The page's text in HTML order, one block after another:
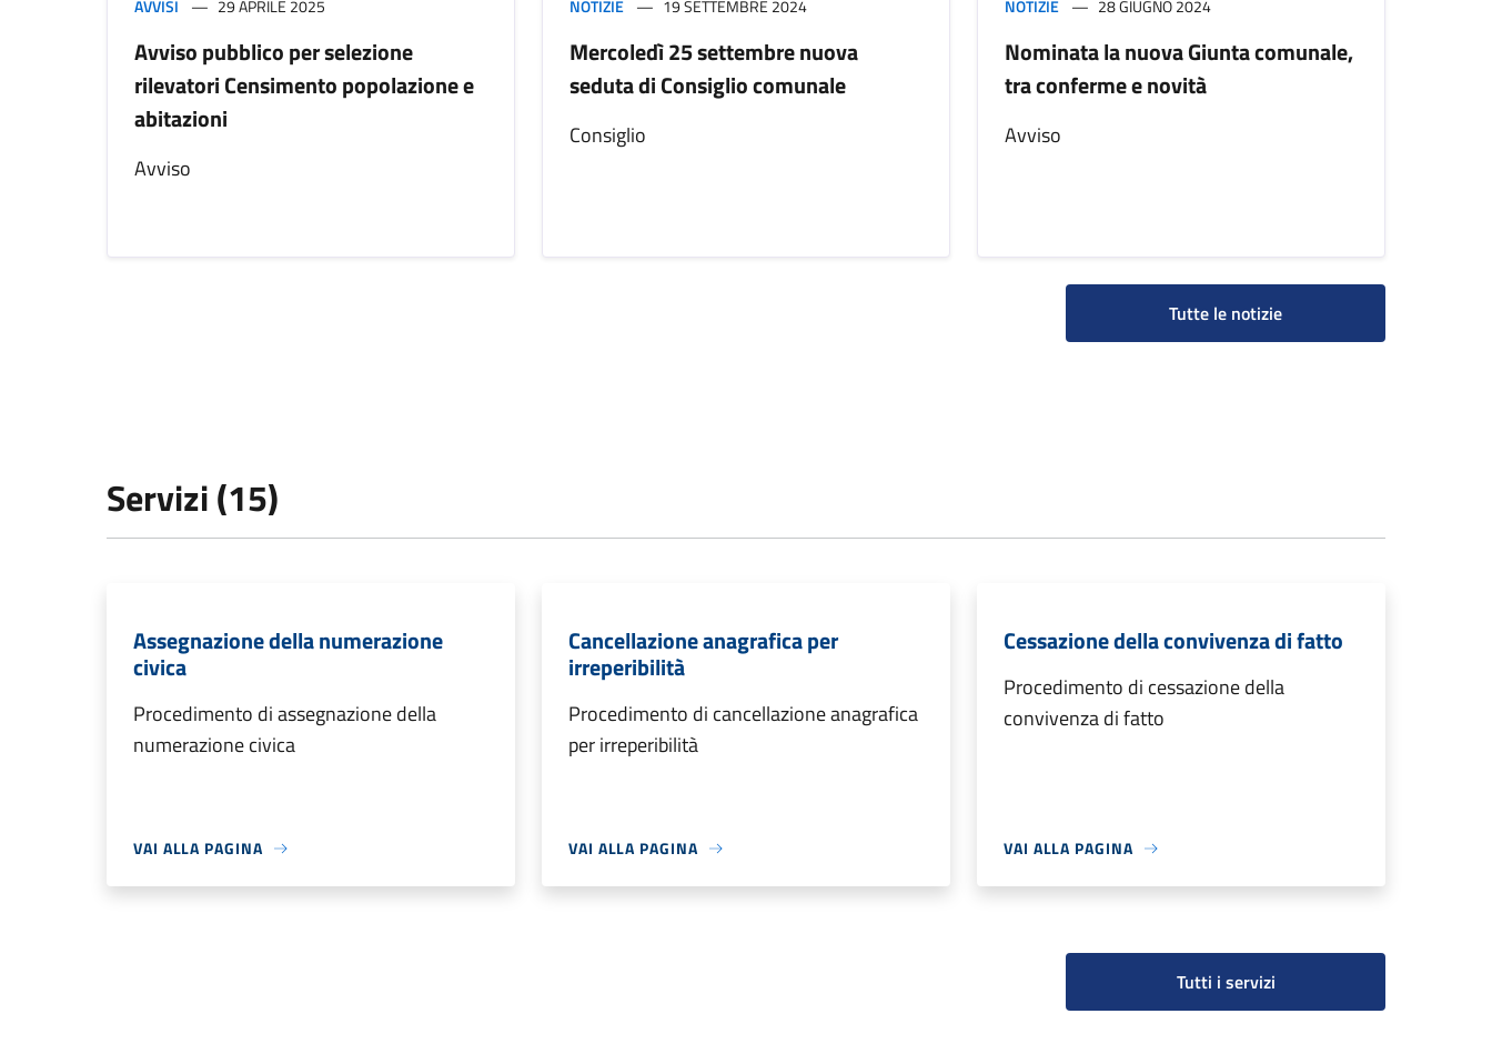
AVVISI 29 APRILE 2025
Avviso pubblico per selezione
rilevatori Censimento popolazione e
abitazioni
Avviso
NOTIZIE 19 SETTEMBRE 2024
Mercoledì 25 settembre nuova
seduta di Consiglio comunale
Consiglio
NOTIZIE 28 GIUGNO 2024
Nominata la nuova Giunta comunale,
tra conferme e novità
Avviso
Tutte le notizie
Servizi (15)
Assegnazione della numerazione
civica
Procedimento di assegnazione della
numerazione civica
VAI ALLA PAGINA
Cancellazione anagrafica per
irreperibilità
Procedimento di cancellazione anagrafica
per irreperibilità
VAI ALLA PAGINA
Cessazione della convivenza di fatto
Procedimento di cessazione della
convivenza di fatto
VAI ALLA PAGINA
Tutti i servizi